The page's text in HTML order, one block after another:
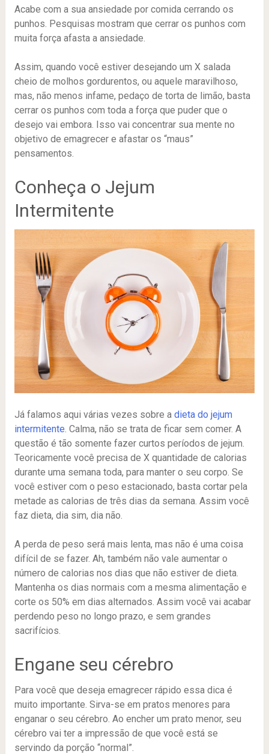
Acabe com a sua ansiedade por comida cerrando os
punhos. Pesquisas mostram que cerrar os punhos com
muita força afasta a ansiedade.
Assim, quando você estiver desejando um X salada
cheio de molhos gordurentos, ou aquele maravilhoso,
mas, não menos infame, pedaço de torta de limão, basta
cerrar os punhos com toda a força que puder que o
desejo vai embora. Isso vai concentrar sua mente no
objetivo de emagrecer e afastar os “maus”
pensamentos.
Conheça o Jejum
Intermitente
Já falamos aqui várias vezes sobre a dieta do jejum
intermitente . Calma, não se trata de ficar sem comer. A
questão é tão somente fazer curtos períodos de jejum.
Teoricamente você precisa de X quantidade de calorias
durante uma semana toda, para manter o seu corpo. Se
você estiver com o peso estacionado, basta cortar pela
metade as calorias de três dias da semana. Assim você
faz dieta, dia sim, dia não.
A perda de peso será mais lenta, mas não é uma coisa
difícil de se fazer. Ah, também não vale aumentar o
número de calorias nos dias que não estiver de dieta.
Mantenha os dias normais com a mesma alimentação e
corte os 50% em dias alternados. Assim você vai acabar
perdendo peso no longo prazo, e sem grandes
sacrifícios.
Engane seu cérebro
Para você que deseja emagrecer rápido essa dica é
muito importante. Sirva-se em pratos menores para
enganar o seu cérebro. Ao encher um prato menor, seu
cérebro vai ter a impressão de que você está se
servindo da porção “normal”.